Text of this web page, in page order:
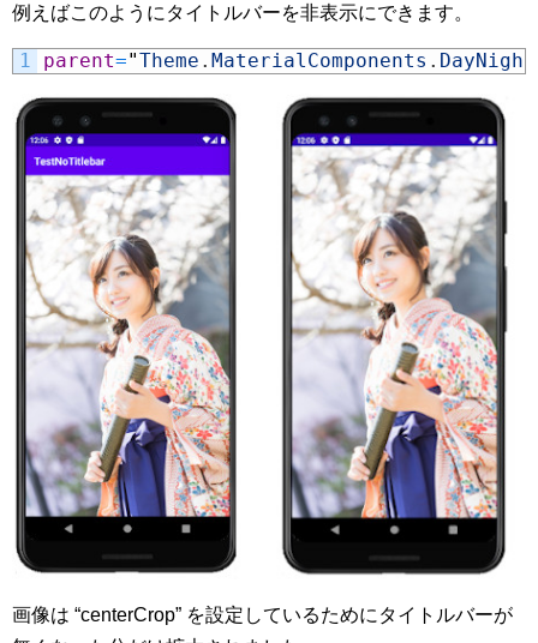
例えばこのようにタイトルバーを非表示にできます。
1 parent="Theme . MaterialComponents . DayNight
画像は “centerCrop” を設定しているためにタイトルバーが